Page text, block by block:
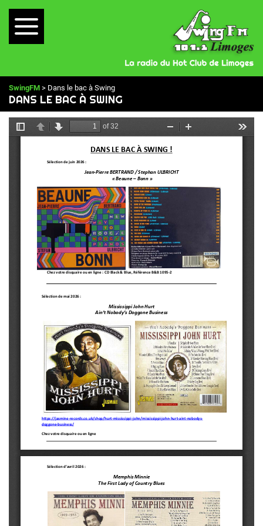
SwingFM > Dans le bac à Swing
DANS LE BAC À SWING